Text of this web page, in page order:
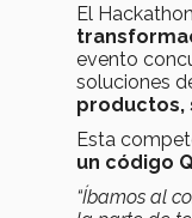
El
evento
soluciones
productos,
Esta
un código
“Íbamos al